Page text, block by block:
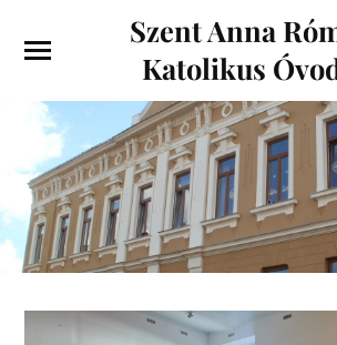
Szent Anna
Katolikus